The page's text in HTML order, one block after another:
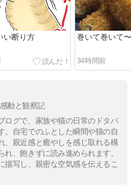
い断り方 巻いて巻いて〜
34時間前
動と観察記
ログで、家族や猫の日常のドタバ
。自宅でのふとした瞬間や猫の自
、親近感と癒やしを感じ取れる構
、飽きずに読み進められます。
描写し、親密な空気感を伝えるこ